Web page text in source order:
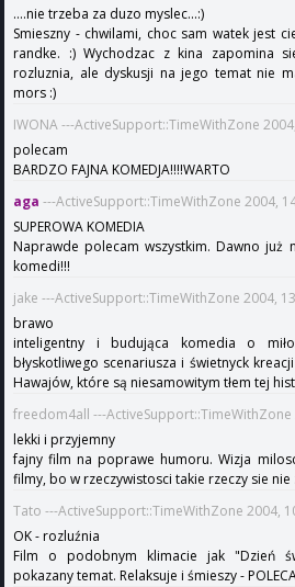
....nie trzeba za duzo myslec...:)
Smieszny - chwilami, choc sam watek jest
randke. :) Wychodzac z kina zapomina
rozluznia, ale dyskusji na jego temat nie
mors :)
IWONA ---ActiveSupport::TimeWithZone
polecam
BARDZO FAJNA KOMEDJA!!!!WARTO
aga ---ActiveSupport::TimeWithZone 2004,
SUPEROWA KOMEDIA
Naprawde polecam wszystkim. Dawno już
komedi!!!
jake ---ActiveSupport::TimeWithZone 2004,
brawo
inteligentny i budująca komedia o
błyskotliwego scenariusza i świetnyck
Hawajów, które są niesamowitym tłem tej
freedom4all ---ActiveSupport::TimeWithZone
lekki i przyjemny
fajny film na poprawe humoru. Wizja
filmy, bo w rzeczywistosci takie rzeczy sie nie
Tato ---ActiveSupport::TimeWithZone 2004,
OK - rozluźnia
Film o podobnym klimacie jak "Dzień
pokazany temat. Relaksuje i śmieszy -